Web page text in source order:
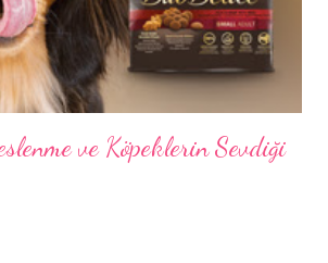
ve Köpeklerin Sevdiği